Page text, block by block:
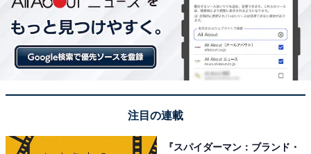
注目の連載
『スパイダーマン：ブランド・